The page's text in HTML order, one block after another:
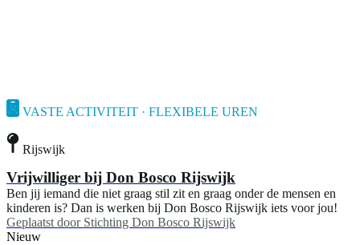
VASTE ACTIVITEIT · FLEXIBELE UREN
Rijswijk
Vrijwilliger bij Don Bosco Rijswijk
Ben jij iemand die niet graag stil zit en graag onder de mensen en
kinderen is? Dan is werken bij Don Bosco Rijswijk iets voor jou!
Geplaatst door Stichting Don Bosco Rijswijk
Nieuw